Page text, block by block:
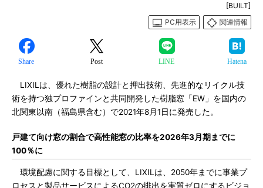
[BUILT]
PC用表示
関連情報
Share Post LINE Hatena
LIXILは、優れた樹脂の設計と押出技術、先進的なリイクル技
術を持つ独プロファインと共同開発した樹脂窓「EW」を国内の
北関東以南（福島県含む）で2021年8月1日に発売した。
戸建て向け窓の割合で高性能窓の比率を2026年3月期までに
100％に
環境配慮に関する目標として、LIXILは、2050年までに事業プ
ロセスと製品サービスによるCO2の排出を実質ゼロにするビジョ